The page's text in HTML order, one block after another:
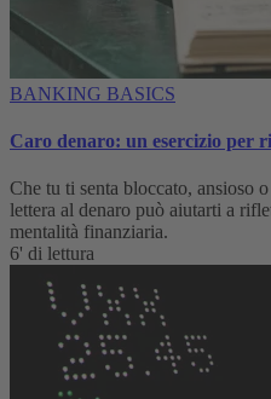
BANKING BASICS
Caro denaro: un esercizio per
Che tu ti senta bloccato, ansioso
lettera al denaro può aiutarti a
mentalità finanziaria.
6' di lettura